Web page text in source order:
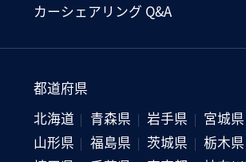
カーシェアリング Q&A
都道府県
北海道
青森県 岩手県 宮城県
山形県
福島県 茨城県 栃木県